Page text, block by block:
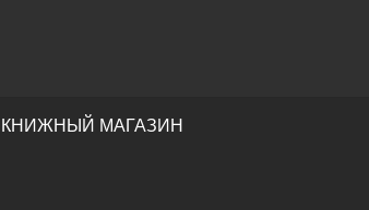
КНИЖНЫЙ МАГАЗИН